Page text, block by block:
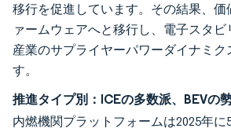
移行を促進しています。その結果、価
ァームウェアへと移行し、電子スタ
産業のサプライヤーパワーダイナミク
す。
推進タイプ別：ICEの多数派、BEVの
内燃機関プラットフォームは2025年に